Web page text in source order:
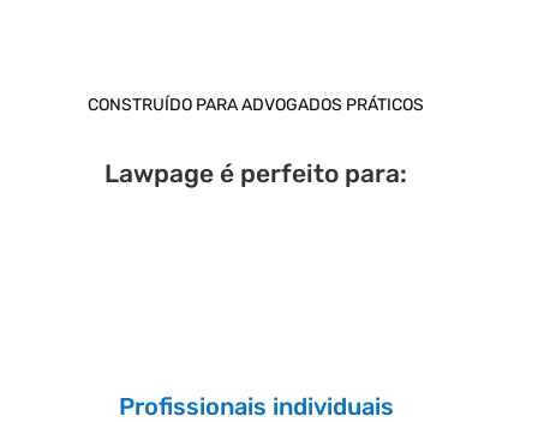
CONSTRUÍDO PARA ADVOGADOS PRÁTICOS
Lawpage é perfeito para:
Profissionais individuais